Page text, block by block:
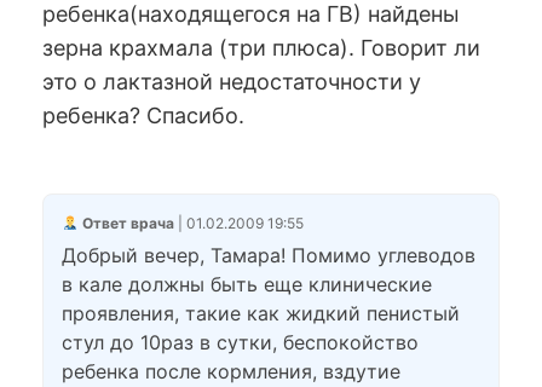
ребенка(находящегося на ГВ) найдены
зерна крахмала (три плюса). Говорит ли
это о лактазной недостаточности у
ребенка? Спасибо.
Ответ врача| 01.02.2009 19:55
Добрый вечер, Тамара! Помимо углеводов
в кале должны быть еще клинические
проявления, такие как жидкий пенистый
стул до 10раз в сутки, беспокойство
ребенка после кормления, вздутие